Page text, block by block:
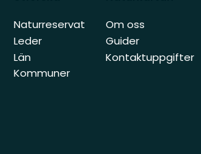
Naturreservat
Leder
Län
Kommuner
Om oss
Guider
Kontaktuppgifter